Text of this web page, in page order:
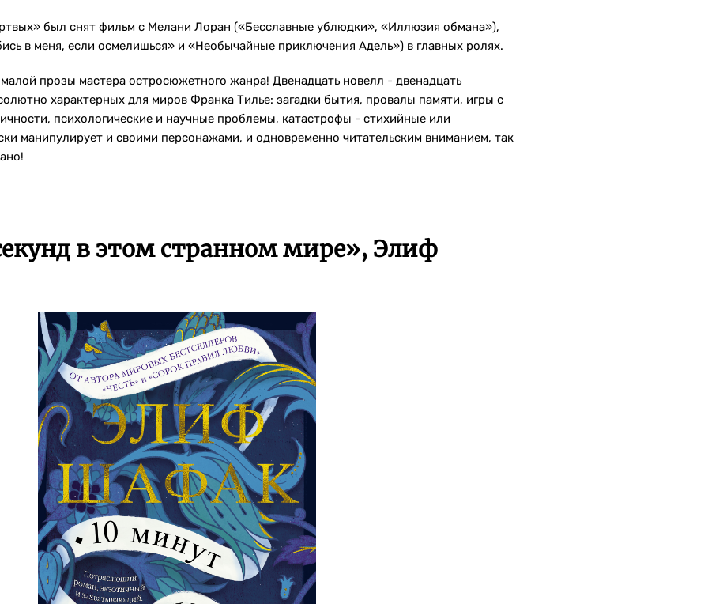
был снят фильм с Мелани Лоран («Бесславные ублюдки», «Иллюзия обмана»),
в меня, если осмелишься» и «Необычайные приключения Адель») в главных ролях.
прозы мастера остросюжетного жанра! Двенадцать новелл - двенадцать
характерных для миров Франка Тилье: загадки бытия, провалы памяти, игры с
психологические и научные проблемы, катастрофы - стихийные или
манипулирует и своими персонажами, и одновременно читательским вниманием, так
в этом странном мире», Элиф